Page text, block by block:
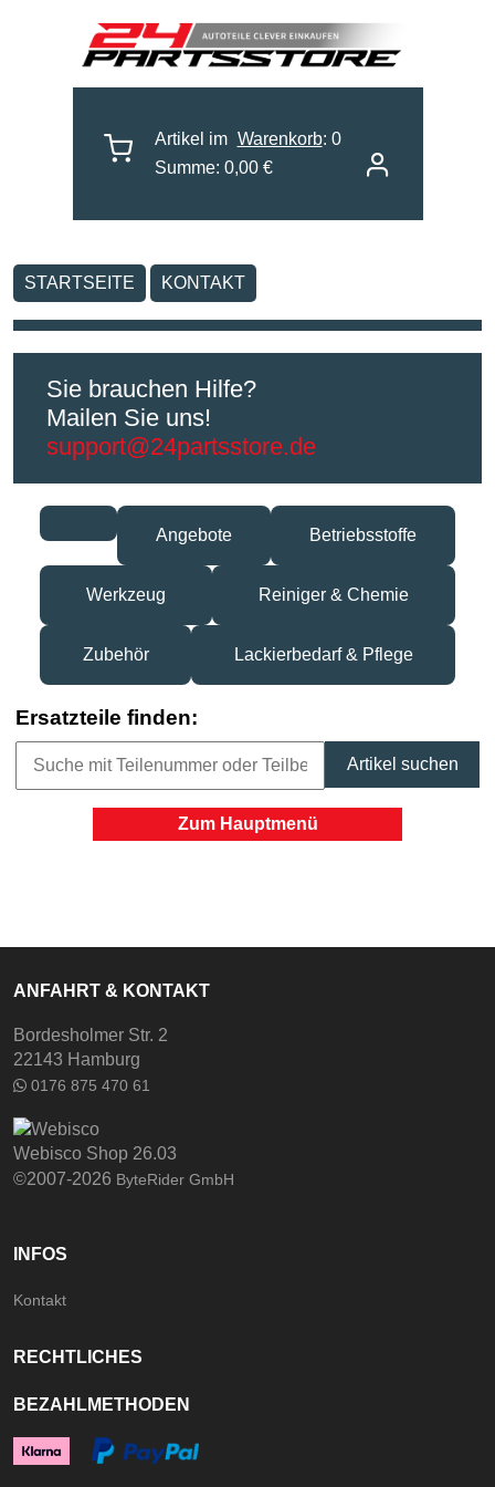
Artikel im Warenkorb: 0
Summe: 0,00 €
STARTSEITE KONTAKT
Sie brauchen Hilfe?
Mailen Sie uns!
support@24partsstore.de
Angebote Betriebsstoffe
Werkzeug Reiniger & Chemie
Zubehör Lackierbedarf & Pflege
Ersatzteile finden:
Zum Hauptmenü
ANFAHRT & KONTAKT
Bordesholmer Str. 2
22143 Hamburg
0176 875 470 61
Webisco Shop 26.03
©2007-2026 ByteRider GmbH
INFOS
Kontakt
RECHTLICHES
BEZAHLMETHODEN